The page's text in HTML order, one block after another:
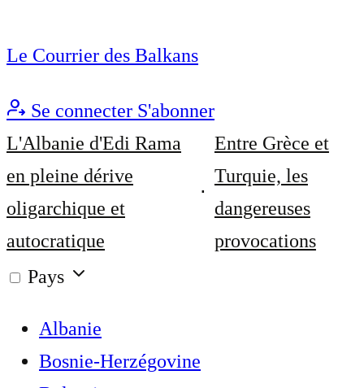
Le Courrier des Balkans
Se connecter S'abonner
L'Albanie d'Edi Rama
en pleine dérive
oligarchique et
autocratique
Entre Grèce et
Turquie, les
dangereuses
provocations
Pays
Albanie
Bosnie-Herzégovine